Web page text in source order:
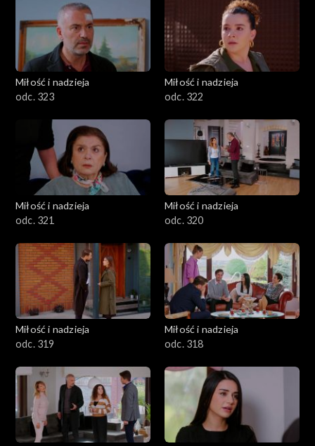
Miłość i nadzieja
odc. 323
Miłość i nadzieja
odc. 322
Miłość i nadzieja
odc. 321
Miłość i nadzieja
odc. 320
Miłość i nadzieja
odc. 319
Miłość i nadzieja
odc. 318